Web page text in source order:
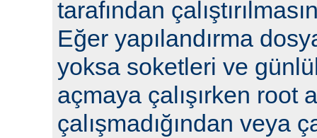
tarafından
Eğer yapılandırma
yoksa soketleri ve
açmaya çalışırken root
çalışmadığından veya